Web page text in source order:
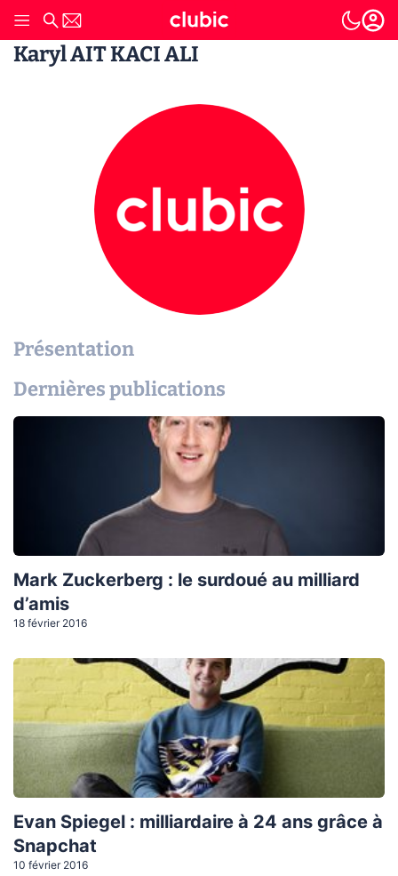
Karyl AIT KACI ALI
Présentation
Dernières publications
Mark Zuckerberg : le surdoué au milliard
d’amis
18 février 2016
Evan Spiegel : milliardaire à 24 ans grâce à
Snapchat
10 février 2016